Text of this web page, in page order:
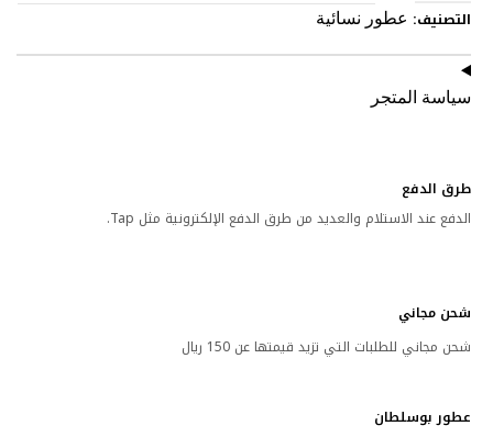
التصنيف: عطور نسائية
سياسة المتجر
طرق الدفع
الدفع عند الاستلام والعديد من طرق الدفع الإلكترونية مثل Tap.
شحن مجاني
شحن مجاني للطلبات التي تزيد قيمتها عن 150 ريال
عطور بوسلطان